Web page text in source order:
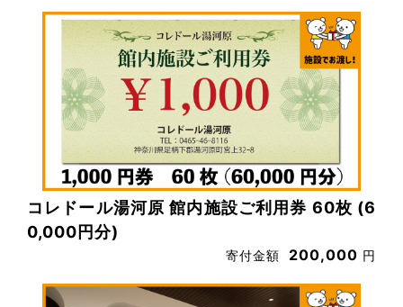
コレドール湯河原 館内施設ご利用券 60枚 (6
0,000円分)
寄付金額 200,000 円